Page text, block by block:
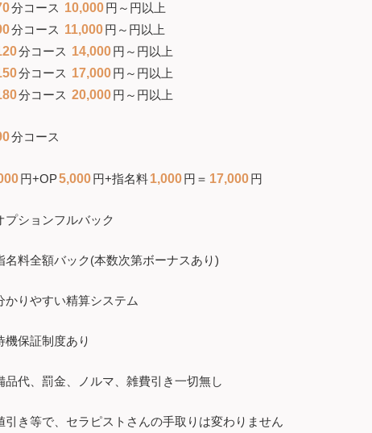
分コース 10,000円～円以上
分コース 11,000円～円以上
分コース 14,000円～円以上
分コース 17,000円～円以上
分コース 20,000円～円以上
分コース
円+OP5,000円+指名料1,000円＝ 17,000円
プションフルバック
名料全額バック(本数次第ボーナスあり)
かりやすい精算システム
機保証制度あり
品代、罰金、ノルマ、雑費引き一切無し
引き等で、セラピストさんの手取りは変わりません